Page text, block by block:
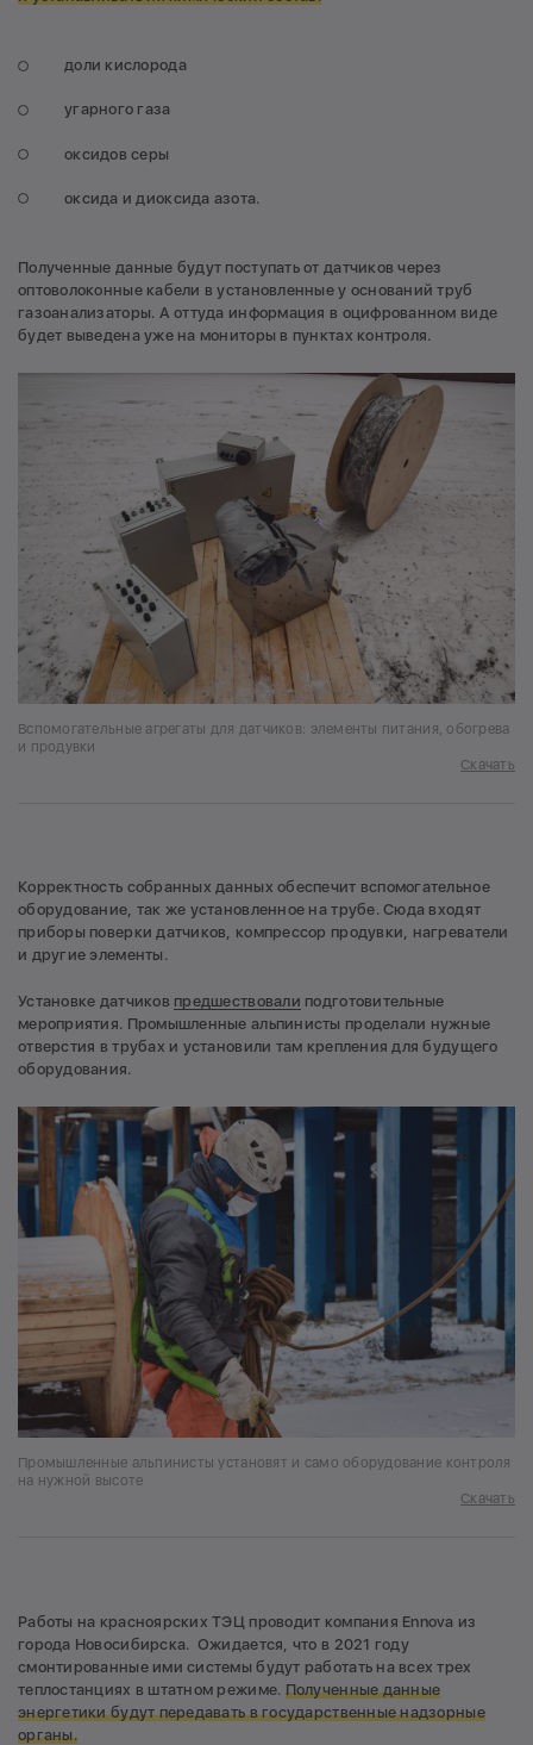
доли кислорода
угарного газа
оксидов серы
оксида и диоксида азота.
Полученные данные будут поступать от датчиков через
оптоволоконные кабели в установленные у оснований труб
газоанализаторы. А оттуда информация в оцифрованном виде
будет выведена уже на мониторы в пунктах контроля.
Вспомогательные агрегаты для датчиков: элементы питания, обогрева
и продувки
Скачать
Корректность собранных данных обеспечит вспомогательное
оборудование, так же установленное на трубе. Сюда входят
приборы поверки датчиков, компрессор продувки, нагреватели
и другие элементы.
Установке датчиков предшествовали подготовительные
мероприятия. Промышленные альпинисты проделали нужные
отверстия в трубах и установили там крепления для будущего
оборудования.
Промышленные альпинисты установят и само оборудование контроля
на нужной высоте
Скачать
Работы на красноярских ТЭЦ проводит компания Ennova из
города Новосибирска. Ожидается, что в 2021 году
смонтированные ими системы будут работать на всех трех
теплостанциях в штатном режиме. Полученные данные
энергетики будут передавать в государственные надзорные
органы.